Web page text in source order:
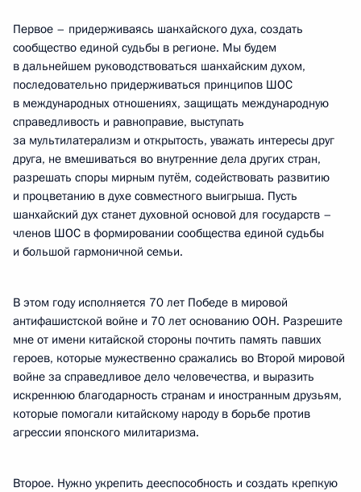
Первое – придерживаясь шанхайского духа, создать
сообщество единой судьбы в регионе. Мы будем
в дальнейшем руководствоваться шанхайским духом,
последовательно придерживаться принципов ШОС
в международных отношениях, защищать международную
справедливость и равноправие, выступать
за мультилатерализм и открытость, уважать интересы друг
друга, не вмешиваться во внутренние дела других стран,
разрешать споры мирным путём, содействовать развитию
и процветанию в духе совместного выигрыша. Пусть
шанхайский дух станет духовной основой для государств –
членов ШОС в формировании сообщества единой судьбы
и большой гармоничной семьи.
В этом году исполняется 70 лет Победе в мировой
антифашистской войне и 70 лет основанию ООН. Разрешите
мне от имени китайской стороны почтить память павших
героев, которые мужественно сражались во Второй мировой
войне за справедливое дело человечества, и выразить
искреннюю благодарность странам и иностранным друзьям,
которые помогали китайскому народу в борьбе против
агрессии японского милитаризма.
Второе. Нужно укрепить дееспособность и создать крепкую